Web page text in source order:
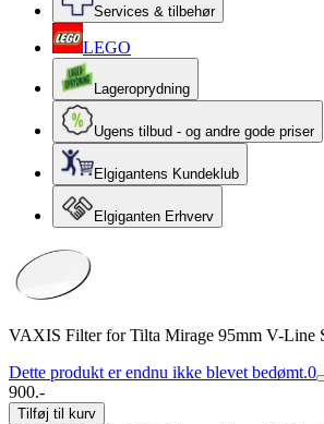
Services & tilbehør
LEGO
Lageroprydning
Ugens tilbud - og andre gode priser
Elgigantens Kundeklub
Elgiganten Erhverv
VAXIS Filter for Tilta Mirage 95mm V-Line
Dette produkt er endnu ikke blevet bedømt.0
900.-
Tilføj til kurv